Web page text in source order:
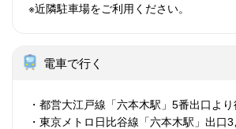
※近隣駐車場をご利用ください。
電車で行く
・都営大江戸線「六本木駅」5番出口よ
・東京メトロ日比谷線「六本木駅」出口